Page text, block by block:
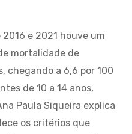
e 2021 houve um
mortalidade de
chegando a 6,6 por 100
de 10 a 14 anos,
Paula Siqueira explica
os critérios que